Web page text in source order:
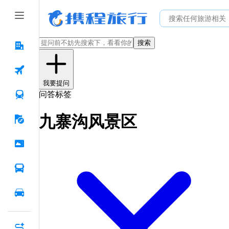
搜索
我要提问
问答标签
九寨沟风景区